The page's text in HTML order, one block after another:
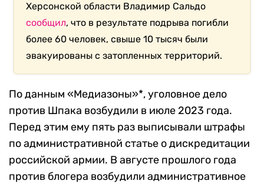
Херсонской области Владимир Сальдо
сообщил, что в результате подрыва погибли
более 60 человек, свыше 10 тысяч были
эвакуированы с затопленных территорий.
По данным «Медиазоны»*, уголовное дело
против Шпака возбудили в июле 2023 года.
Перед этим ему пять раз выписывали штрафы
по административной статье о дискредитации
российской армии. В августе прошлого года
против блогера возбудили административное